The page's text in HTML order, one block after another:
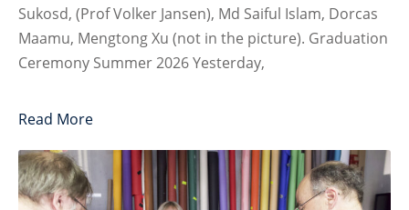
Sukosd, (Prof Volker Jansen), Md Saiful Islam, Dorcas
Maamu, Mengtong Xu (not in the picture). Graduation
Ceremony Summer 2026 Yesterday,
Read More